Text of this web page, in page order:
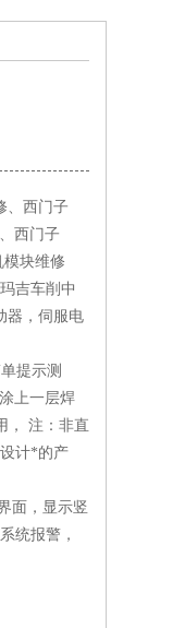
、西门子
西门子
模块维修
吉车削中
器，伺服电
提示测
上一层焊
， 注：非直
计*的产
面，显示竖
统报警，